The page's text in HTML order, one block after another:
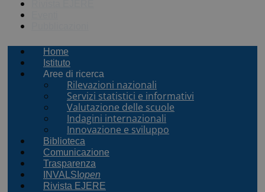
Home
Istituto
Aree di ricerca
Rilevazioni nazionali
Servizi statistici e informativi
Valutazione delle scuole
Indagini internazionali
Innovazione e sviluppo
Biblioteca
Comunicazione
Trasparenza
INVALSI open
Rivista EJERE